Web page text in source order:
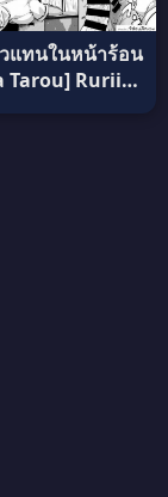
แทนในหน้าร้อน
Tarou] Ruriie-